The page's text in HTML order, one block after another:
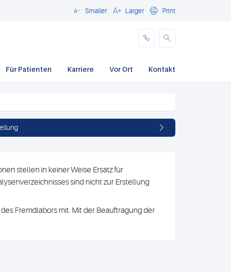
SchließenSmaller Larger Print
Für Patienten Karriere Vor Ort Kontakt
stellen in keiner Weise Ersatz für
sind nicht zur Erstellung
Fremdlabors mit. Mit der Beauftragung der